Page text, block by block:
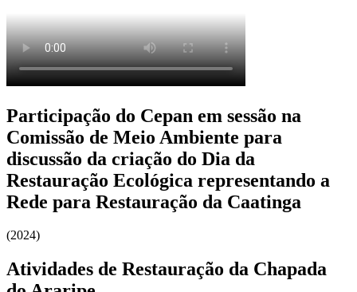
Participação do Cepan em sessão na
Comissão de Meio Ambiente para
discussão da criação do Dia da
Restauração Ecológica representando a
Rede para Restauração da Caatinga
(2024)
Atividades de Restauração da Chapada